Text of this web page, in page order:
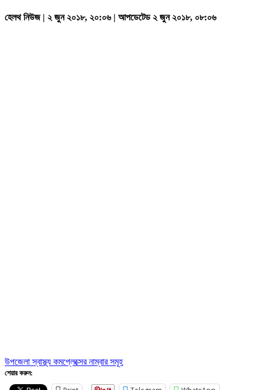
হেলথ নিউজ | ২ জুন ২০১৮, ২০:০৬ | আপডেটেড ২ জুন ২০১৮, ০৮:০৬
উপজেলা স্বাস্থ্য কমপ্লেক্সের নাম্বার সমূহ
শেয়ার করুন: